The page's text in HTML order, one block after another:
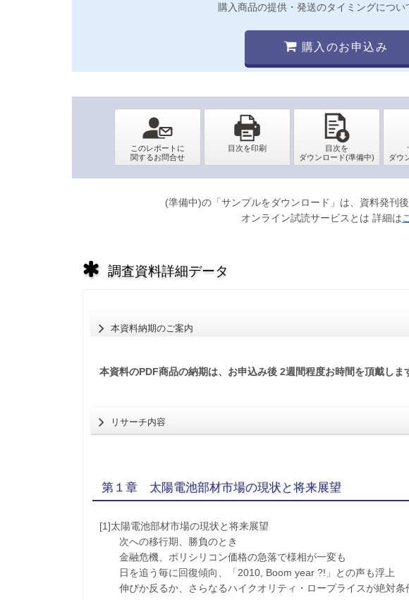
購入商品の提供・発送のタイミングについ
購入のお申込み
(準備中)の「サンプルをダウンロード」は、資料発刊
オンライン試読サービスとは 詳細は
調査資料詳細データ
本資料納期のご案内
本資料のPDF商品の納期は、お申込み後 2週間程度お時間を頂戴しま
リサーチ内容
第１章 太陽電池部材市場の現状と将来展望
[1]太陽電池部材市場の現状と将来展望
次への移行期、勝負のとき
金融危機、ポリシリコン価格の急落で様相が一変も
日を追う毎に回復傾向、「2010, Boom year ?!」との声も浮上
伸びか反るか、さらなるハイクオリティ・ロープライスが絶対条